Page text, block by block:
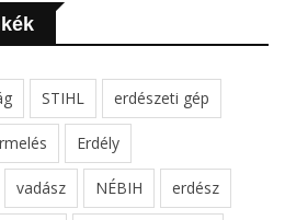
STIHL erdészeti gép
Erdély
vadász NÉBIH erdész